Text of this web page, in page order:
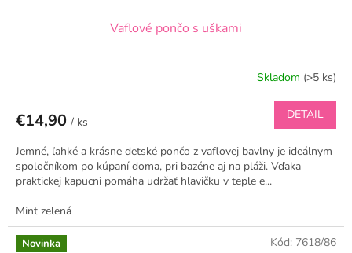
Vaflové pončo s uškami
Skladom (>5 ks)
€14,90 / ks
DETAIL
Jemné, ľahké a krásne detské pončo z vaflovej bavlny je ideálnym
spoločníkom po kúpaní doma, pri bazéne aj na pláži. Vďaka
praktickej kapucni pomáha udržať hlavičku v teple e...
Mint zelená
Novinka Kód: 7618/86